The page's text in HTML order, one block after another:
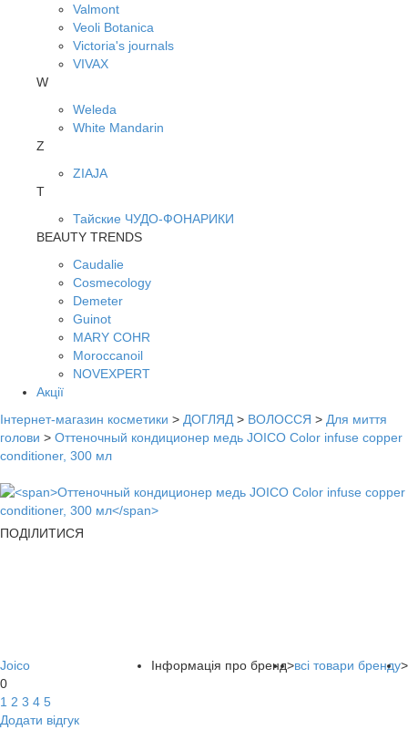
Valmont
Veoli Botanica
Victoria's journals
VIVAX
W
Weleda
White Mandarin
Z
ZIAJA
Т
Тайские ЧУДО-ФОНАРИКИ
BEAUTY TRENDS
Caudalie
Cosmecology
Demeter
Guinot
MARY COHR
Moroccanoil
NOVEXPERT
Акції
Інтернет-магазин косметики > ДОГЛЯД > ВОЛОССЯ > Для миття
голови > Оттеночный кондиционер медь JOICO Color infuse copper
conditioner, 300 мл
ПОДІЛИТИСЯ
Інформація про бренд>всі товари бренду>
Joico
0
1 2 3 4 5
Додати відгук